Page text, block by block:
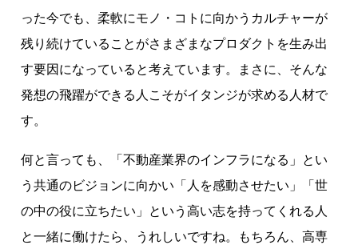
った今でも、柔軟にモノ・コトに向かうカルチャーが
残り続けていることがさまざまなプロダクトを生み出
す要因になっていると考えています。まさに、そんな
発想の飛躍ができる人こそがイタンジが求める人材で
す。
何と言っても、「不動産業界のインフラになる」とい
う共通のビジョンに向かい「人を感動させたい」「世
の中の役に立ちたい」という高い志を持ってくれる人
と一緒に働けたら、うれしいですね。もちろん、高専